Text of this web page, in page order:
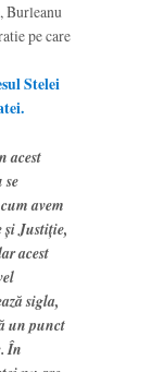
Burleanu
pe care
Stelei
acest
se
avem
şi Justiţie,
acest
sigla,
un punct
În